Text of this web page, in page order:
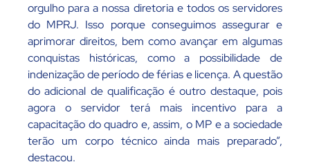
orgulho para a nossa diretoria e todos os servidores
do MPRJ. Isso porque conseguimos assegurar e
aprimorar direitos, bem como avançar em algumas
conquistas históricas, como a possibilidade de
indenização de período de férias e licença. A questão
do adicional de qualificação é outro destaque, pois
agora o servidor terá mais incentivo para a
capacitação do quadro e, assim, o MP e a sociedade
terão um corpo técnico ainda mais preparado”,
destacou.